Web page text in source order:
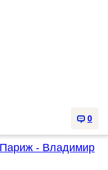
0
Париж - Владимир